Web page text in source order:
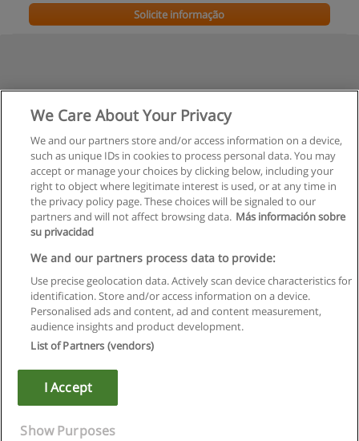
Solicite informação
Regras de uso
Privacidade de dados
Copyright © Educaedu Business S.L. - CIF : B-95610580: -
We Care About Your Privacy
We and our partners store and/or access information on a device,
such as unique IDs in cookies to process personal data. You may
accept or manage your choices by clicking below, including your
right to object where legitimate interest is used, or at any time in
the privacy policy page. These choices will be signaled to our
partners and will not affect browsing data. Más información sobre
su privacidad
We and our partners process data to provide:
Use precise geolocation data. Actively scan device characteristics for
identification. Store and/or access information on a device.
Personalised ads and content, ad and content measurement,
audience insights and product development.
List of Partners (vendors)
I Accept
Show Purposes